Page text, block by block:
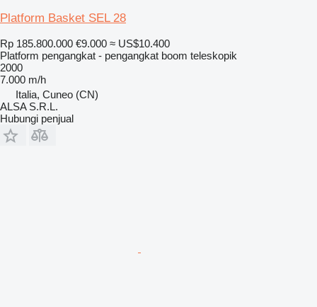
Platform Basket SEL 28
Rp 185.800.000 €9.000 ≈ US$10.400
Platform pengangkat - pengangkat boom teleskopik
2000
7.000 m/h
Italia, Cuneo (CN)
ALSA S.R.L.
Hubungi penjual